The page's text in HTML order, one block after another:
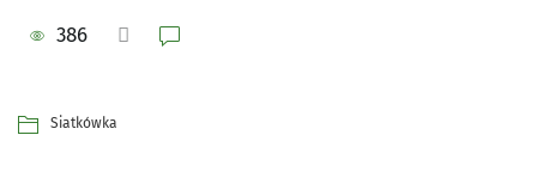
386
Siatkówka